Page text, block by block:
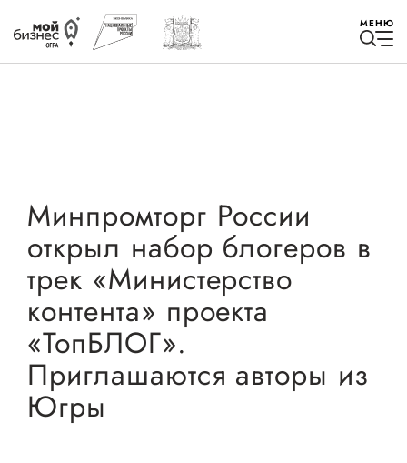
МЕНЮ
Быть в курсе
Истории успеха
Мероприятия
Новости
Онлайн-витрина продукции
Минпромторг России
открыл набор блогеров в
трек «Министерство
контента» проекта
«ТопБЛОГ».
Приглашаются авторы из
Югры